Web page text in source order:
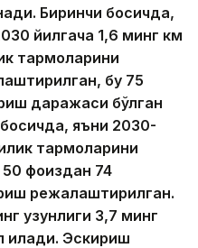
Биринчи босқичда,
йилгача 1,6 минг км
тармоқларини
бу 75
даражаси бўлган
яъни 2030-
тармоқларини
фоиздан 74
режалаштирилган.
узунлиги 3,7 минг
Эскириш